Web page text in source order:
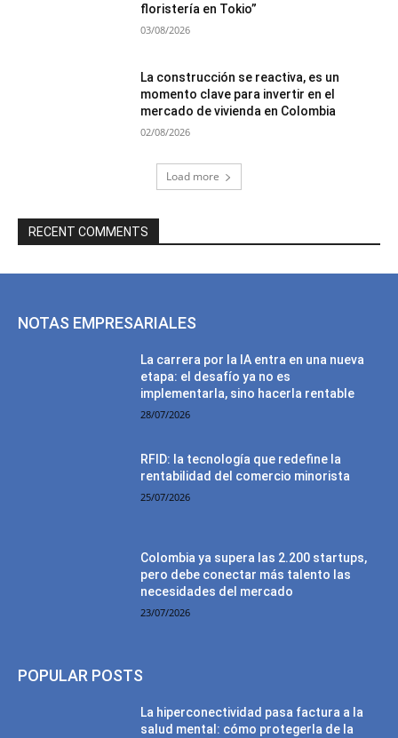
floristería en Tokio”
03/08/2026
La construcción se reactiva, es un
momento clave para invertir en el
mercado de vivienda en Colombia
02/08/2026
Load more
RECENT COMMENTS
NOTAS EMPRESARIALES
La carrera por la IA entra en una nueva
etapa: el desafío ya no es
implementarla, sino hacerla rentable
28/07/2026
RFID: la tecnología que redefine la
rentabilidad del comercio minorista
25/07/2026
Colombia ya supera las 2.200 startups,
pero debe conectar más talento las
necesidades del mercado
23/07/2026
POPULAR POSTS
La hiperconectividad pasa factura a la
salud mental: cómo protegerla de la